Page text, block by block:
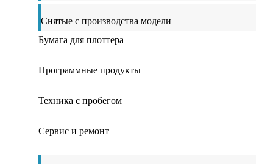
Снятые с производства модели
Бумага для плоттера
Программные продукты
Техника с пробегом
Сервис и ремонт